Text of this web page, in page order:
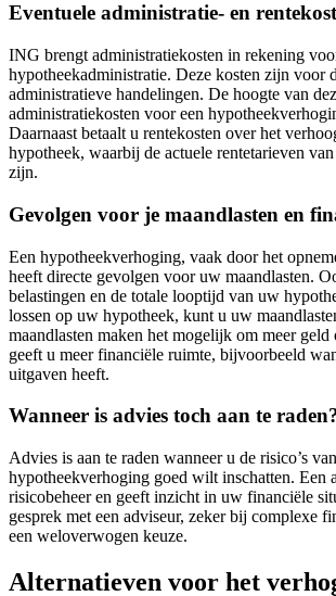
Eventuele administratie- en
ING brengt administratiekosten in rekening
hypotheekadministratie. Deze kosten zijn voor
administratieve handelingen. De hoogte van
administratiekosten voor een
Daarnaast betaalt u rentekosten over het
hypotheek, waarbij de actuele rentetarieven
zijn.
Gevolgen voor je maandlasten en
Een hypotheekverhoging, vaak door het
heeft directe gevolgen voor uw maandlasten.
belastingen en de totale looptijd van uw
lossen op uw hypotheek, kunt u uw
maandlasten maken het mogelijk om meer
geeft u meer financiële ruimte, bijvoorbeeld
uitgaven heeft.
Wanneer is advies toch aan te
Advies is aan te raden wanneer u de risico’s
hypotheekverhoging goed wilt inschatten. Een
risicobeheer en geeft inzicht in uw financiële
gesprek met een adviseur, zeker bij complexe
een weloverwogen keuze.
Alternatieven voor het